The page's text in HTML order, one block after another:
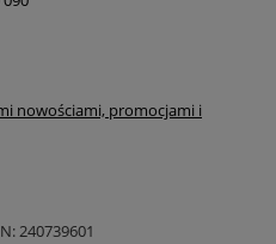
nowościami, promocjami i
240739601